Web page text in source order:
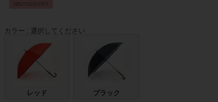
2BUY10％OFF
カラー 選択してください
レッド ブラック